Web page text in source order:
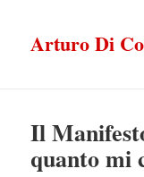
Arturo Di
Il
quanto mi